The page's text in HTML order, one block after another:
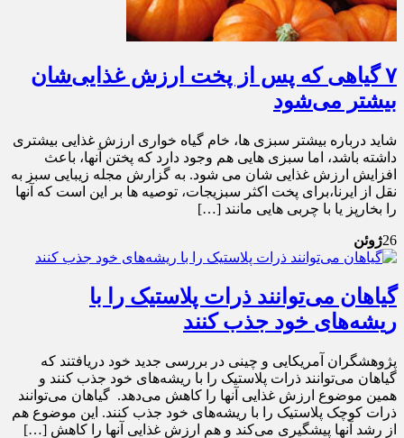
۷ گیاهی که پس از پخت ارزش غذایی‌شان
بیشتر می‌شود
شاید درباره بیشتر سبزی ها، خام گیاه خواری ارزش غذایی بیشتری
داشته باشد، اما سبزی هایی هم وجود دارد که پختن آنها، باعث
افزایش ارزش غذایی شان می شود. به گزارش مجله زیبایی سبز به
نقل از ایرنا،برای پخت اکثر سبزیجات، توصیه ها بر این است که آنها
را بخارپز یا با چربی هایی مانند […]
26ژوئن
گیاهان می‌توانند ذرات پلاستیک را با
ریشه‌های خود جذب کنند
پژوهشگران آمریکایی و چینی در بررسی جدید خود دریافتند که
گیاهان می‌توانند ذرات پلاستیک را با ریشه‌های خود جذب کنند و
همین موضوع ارزش غذایی آنها را کاهش می‌دهد. گیاهان می‌توانند
ذرات کوچک پلاستیک را با ریشه‌های خود جذب کنند. این موضوع هم
از رشد آنها پیشگیری می‌کند و هم ارزش غذایی آنها را کاهش […]